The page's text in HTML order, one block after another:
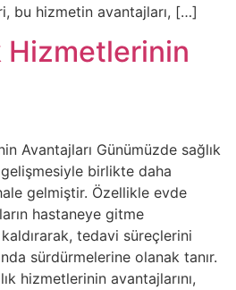
bu hizmetin avantajları, […]
Hizmetlerinin
Avantajları Günümüzde sağlık
birlikte daha
gelmiştir. Özellikle evde
hastaneye gitme
tedavi süreçlerini
sürdürmelerine olanak tanır.
hizmetlerinin avantajlarını,